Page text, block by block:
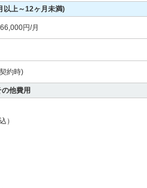
以上～12ヶ月未満)
円/月
約時)
の他費用
）